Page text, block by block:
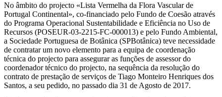
No âmbito do projecto «Lista Vermelha da Flora Vascular de
Portugal Continental», co-financiado pelo Fundo de Coesão através
do Programa Operacional Sustentabilidade e Eficiência no Uso de
Recursos (POSEUR-03-2215-FC-000013) e pelo Fundo Ambiental,
a Sociedade Portuguesa de Botânica (SPBotânica) teve necessidade
de contratar um novo elemento para a equipa de coordenação
técnica do projecto para assegurar as funções de assessor do
coordenador técnico do projecto, na sequência da resolução do
contrato de prestação de serviços de Tiago Monteiro Henriques dos
Santos, a seu pedido, no passado dia 31 de Agosto de 2017.